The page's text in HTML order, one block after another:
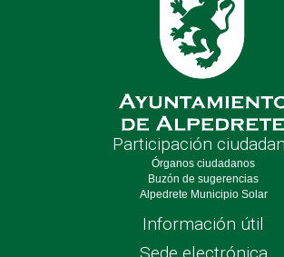
Participación
Órganos ciudadanos
Buzón de sugerencias
Alpedrete Municipio Solar
Información útil
Sede electrónica